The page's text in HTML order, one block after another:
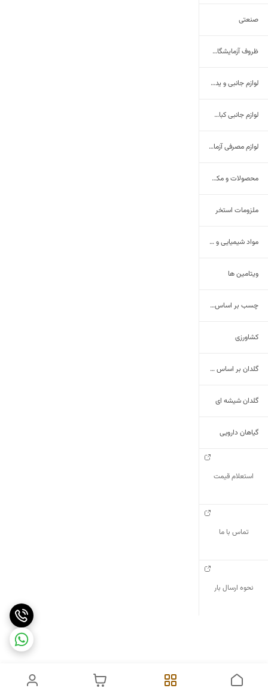
صنعتی
ظروف آزمایشگاهی
لوازم جانبی و یدکی یخچال و فریزر
لوازم جانبی کباب پز و منقل
لوازم مصرفی آزمایشگاه
محصولات و مکمل کلاژن
ملزومات استخر
مواد شیمیایی و پتروشیمی
ویتامین ها
چسب بر اساس برند
کشاورزی
گلدان بر اساس کاربرد و ویژگی ها
گلدان شیشه ای
گیاهان دارویی
استعلام قیمت
تماس با ما
نحوه ارسال بار